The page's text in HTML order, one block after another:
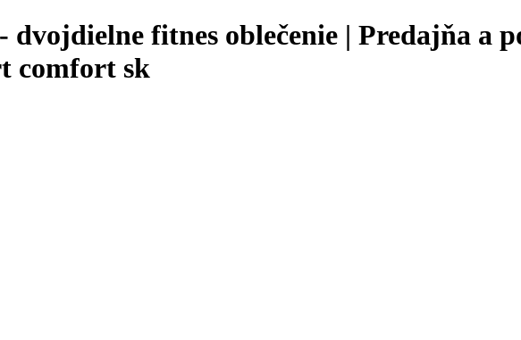
dvojdielne fitnes oblečenie | Predajňa a
comfort sk